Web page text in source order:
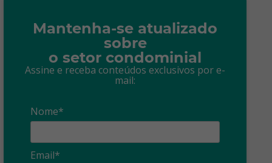
Mantenha-se atualizado
sobre
o setor condominial
Assine e receba conteúdos exclusivos por e-
mail:
Nome*
Email*